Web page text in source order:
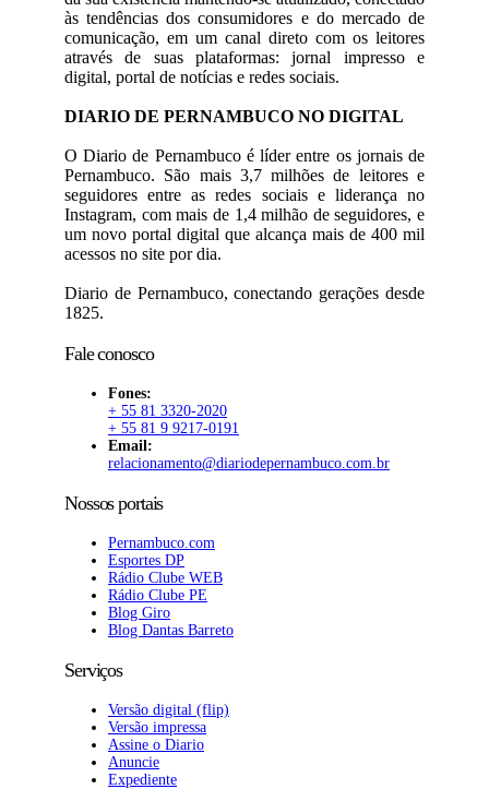
às tendências dos consumidores e do mercado de
comunicação, em um canal direto com os leitores
através de suas plataformas: jornal impresso e
digital, portal de notícias e redes sociais.
DIARIO DE PERNAMBUCO NO DIGITAL
O Diario de Pernambuco é líder entre os jornais de
Pernambuco. São mais 3,7 milhões de leitores e
seguidores entre as redes sociais e liderança no
Instagram, com mais de 1,4 milhão de seguidores, e
um novo portal digital que alcança mais de 400 mil
acessos no site por dia.
Diario de Pernambuco, conectando gerações desde
1825.
Fale conosco
Fones:
+ 55 81 3320-2020
+ 55 81 9 9217-0191
Email:
relacionamento@diariodepernambuco.com.br
Nossos portais
Pernambuco.com
Esportes DP
Rádio Clube WEB
Rádio Clube PE
Blog Giro
Blog Dantas Barreto
Serviços
Versão digital (flip)
Versão impressa
Assine o Diario
Anuncie
Expediente